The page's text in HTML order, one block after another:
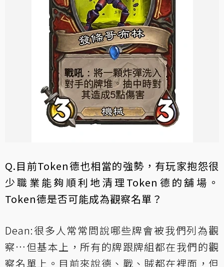
Q.目前Token德也相當的強勢，有玩家抱怨很
少職業能夠順利地清理Token德的舖場。
Token德是否可能成為觀察名單？
Dean:很多人常常問說哪些牌會被我們列為觀
察…但基本上，所有的牌跟牌組都在我們的觀
察名單上。目前來說德、戰、賊都在裡面，但